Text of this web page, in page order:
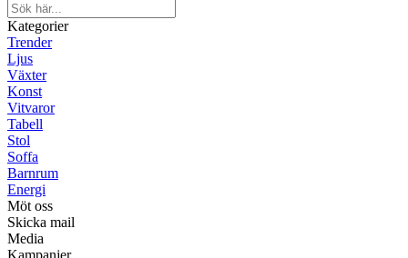
Kategorier
Trender
Ljus
Växter
Konst
Vitvaror
Tabell
Stol
Soffa
Barnrum
Energi
Möt oss
Skicka mail
Media
Kampanjer